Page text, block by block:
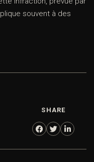
souvent à des
SHARE